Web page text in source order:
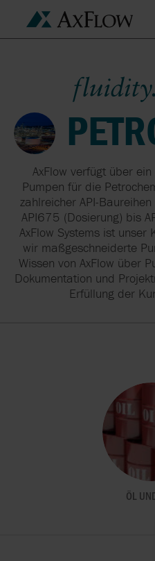
AxFlow verfügt über
Pumpen für die
zahlreicher API-
API675 (Dosierung) bis
AxFlow Systems ist unser
wir maßgeschneiderte
Wissen von AxFlow über
Dokumentation und
Erfüllung der
ÖL